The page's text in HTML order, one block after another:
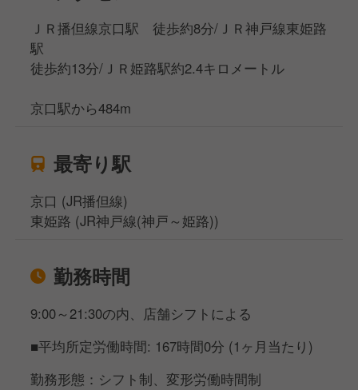
ＪＲ播但線京口駅 徒歩約8分/ＪＲ神戸線東姫路
駅
徒歩約13分/ＪＲ姫路駅約2.4キロメートル
京口駅から484m
最寄り駅
京口 (JR播但線)
東姫路 (JR神戸線(神戸～姫路))
勤務時間
9:00～21:30の内、店舗シフトによる
■平均所定労働時間: 167時間0分 (1ヶ月当たり)
勤務形態：シフト制、変形労働時間制